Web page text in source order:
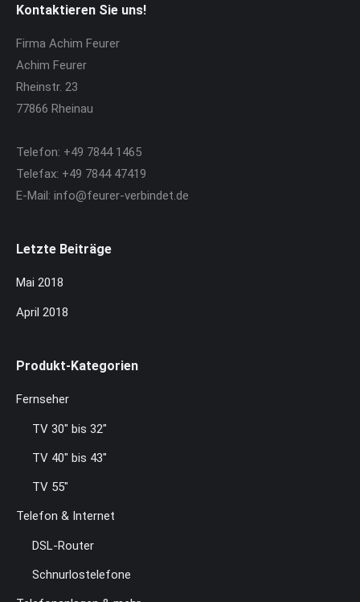
Kontaktieren Sie uns!
Firma Achim Feurer
Achim Feurer
Rheinstr. 23
77866 Rheinau
Telefon: +49 7844 1465
Telefax: +49 7844 47419
E-Mail: info@feurer-verbindet.de
Letzte Beiträge
Mai 2018
April 2018
Produkt-Kategorien
Fernseher
TV 30" bis 32"
TV 40" bis 43"
TV 55"
Telefon & Internet
DSL-Router
Schnurlostelefone